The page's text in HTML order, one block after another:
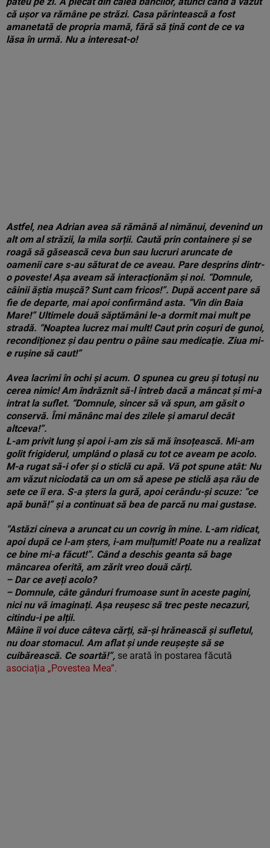
că ușor va rămâne pe străzi. Casa părintească a fost
amanetată de propria mamă, fără să țină cont de ce va
lăsa în urmă. Nu a interesat-o!
Astfel, nea Adrian avea să rămână al nimănui, devenind un
alt om al străzii, la mila sorții. Caută prin containere și se
roagă să găsească ceva bun sau lucruri aruncate de
oamenii care s-au săturat de ce aveau. Pare desprins dintr-
o poveste! Așa aveam să interacționăm și noi. “Domnule,
câinii ăștia mușcă? Sunt cam fricos!”. După accent pare să
fie de departe, mai apoi confirmând asta. “Vin din Baia
Mare!”Ultimele două săptămâni le-a dormit mai mult pe
stradă. “Noaptea lucrez mai mult! Caut prin coșuri de gunoi,
recondiționez și dau pentru o pâine sau medicație. Ziua mi-
e rușine să caut!”
Avea lacrimi în ochi și acum. O spunea cu greu și totuși nu
cerea nimic! Am îndrăznit să-l întreb dacă a mâncat și mi-a
intrat la suflet. “Domnule, sincer să vă spun, am găsit o
conservă. Îmi mănânc mai des zilele și amarul decât
altceva!”.
L-am privit lung și apoi i-am zis să mă însoțească. Mi-am
golit frigiderul, umplând o plasă cu tot ce aveam pe acolo.
M-a rugat să-i ofer și o sticlă cu apă. Vă pot spune atât: Nu
am văzut niciodată ca un om să apese pe sticlă așa rău de
sete ce îi era. S-a șters la gură, apoi cerându-și scuze: “ce
apă bună!” și a continuat să bea de parcă nu mai gustase.
“Astăzi cineva a aruncat cu un covrig în mine. L-am ridicat,
apoi după ce l-am șters, i-am mulțumit! Poate nu a realizat
ce bine mi-a făcut!”. Când a deschis geanta să bage
mâncarea oferită, am zărit vreo două cărți.
– Dar ce aveți acolo?
– Domnule, câte gânduri frumoase sunt în aceste pagini,
nici nu vă imaginați. Așa reușesc să trec peste necazuri,
citindu-i pe alții.
Mâine îi voi duce câteva cărți, să-și hrănească și sufletul,
nu doar stomacul. Am aflat și unde reușește să se
cuibărească. Ce soartă!”, se arată în postarea făcută
asociația „Povestea Mea”.